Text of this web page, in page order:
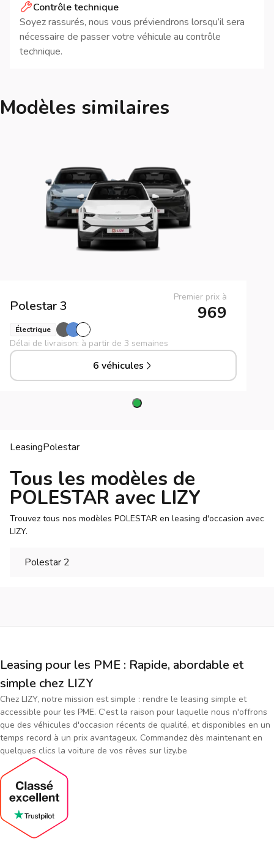
Modèles similaires
Polestar3
Premier prix à
969
Électrique
Délai de livraison: à partir de 3 semaines
6 véhicules
LeasingPolestar
Tous les modèles de
POLESTAR avec LIZY
Trouvez tous nos modèles POLESTAR en leasing d'occasion avec
LIZY.
Polestar 2
Contrôle technique
Soyez rassurés, nous vous préviendrons lorsqu’il sera
nécessaire de passer votre véhicule au contrôle
technique.
Leasing pour les PME : Rapide, abordable et
simple chez LIZY
Chez LIZY, notre mission est simple : rendre le leasing simple et
accessible pour les PME. C'est la raison pour laquelle nous n'offrons
que des véhicules d'occasion récents de qualité, et disponibles en un
temps record à un prix avantageux. Commandez dès maintenant en
quelques clics la voiture de vos rêves sur lizy.be